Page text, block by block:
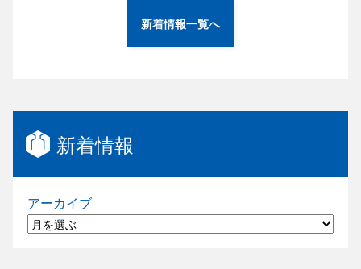
新着情報
アーカイブ
新着情報一覧へ